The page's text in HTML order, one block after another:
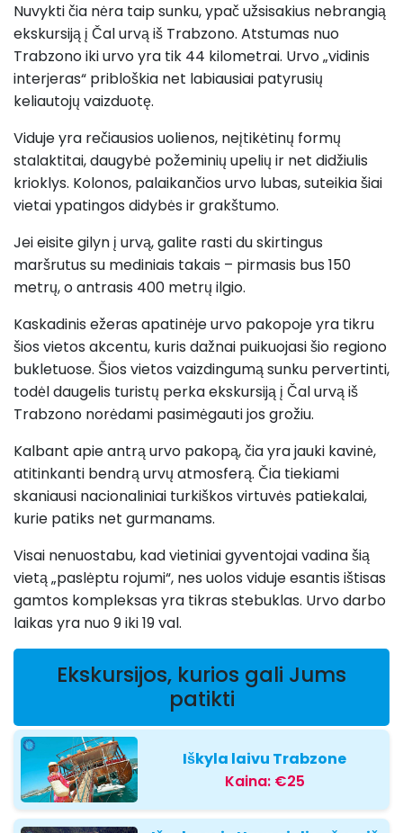
Nuvykti čia nėra taip sunku, ypač užsisakius nebrangią
ekskursiją į Čal urvą iš Trabzono. Atstumas nuo
Trabzono iki urvo yra tik 44 kilometrai. Urvo „vidinis
interjeras“ pribloškia net labiausiai patyrusių
keliautojų vaizduotę.
Viduje yra rečiausios uolienos, neįtikėtinų formų
stalaktitai, daugybė požeminių upelių ir net didžiulis
krioklys. Kolonos, palaikančios urvo lubas, suteikia šiai
vietai ypatingos didybės ir grakštumo.
Jei eisite gilyn į urvą, galite rasti du skirtingus
maršrutus su mediniais takais – pirmasis bus 150
metrų, o antrasis 400 metrų ilgio.
Kaskadinis ežeras apatinėje urvo pakopoje yra tikru
šios vietos akcentu, kuris dažnai puikuojasi šio regiono
bukletuose. Šios vietos vaizdingumą sunku pervertinti,
todėl daugelis turistų perka ekskursiją į Čal urvą iš
Trabzono norėdami pasimėgauti jos grožiu.
Kalbant apie antrą urvo pakopą, čia yra jauki kavinė,
atitinkanti bendrą urvų atmosferą. Čia tiekiami
skaniausi nacionaliniai turkiškos virtuvės patiekalai,
kurie patiks net gurmanams.
Visai nenuostabu, kad vietiniai gyventojai vadina šią
vietą „paslėptu rojumi“, nes uolos viduje esantis ištisas
gamtos kompleksas yra tikras stebuklas. Urvo darbo
laikas yra nuo 9 iki 19 val.
Ekskursijos, kurios gali Jums
patikti
Iškyla laivu Trabzone
Kaina: €25